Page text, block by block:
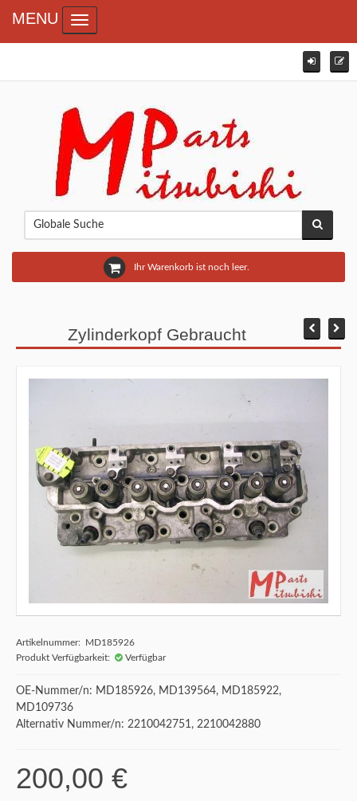
Ihr Warenkorb ist noch leer.
MENU Toggle navigation
Zylinderkopf Gebraucht
Artikelnummer: MD185926
Produkt Verfügbarkeit:
Verfügbar
OE-Nummer/n: MD185926, MD139564, MD185922,
MD109736
Alternativ Nummer/n: 2210042751, 2210042880
200,00 €